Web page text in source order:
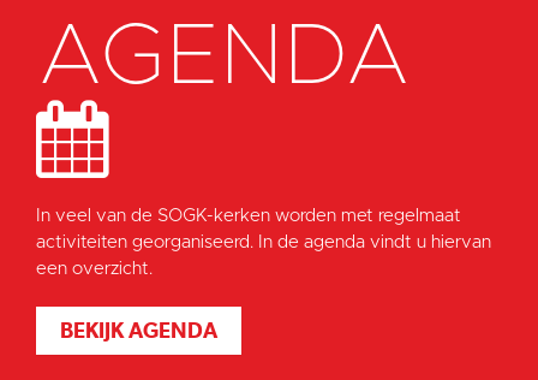
AGENDA
In veel van de SOGK-kerken worden met regelmaat
activiteiten georganiseerd. In de agenda vindt u hiervan
een overzicht.
BEKIJK AGENDA